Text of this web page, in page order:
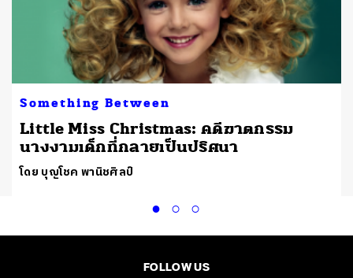
Something Between
Little Miss Christmas: คดีฆาตกรรม
นางงามเด็กที่กลายเป็นปริศนา
โดย บุญโชค พานิชศิลป์
FOLLOW US